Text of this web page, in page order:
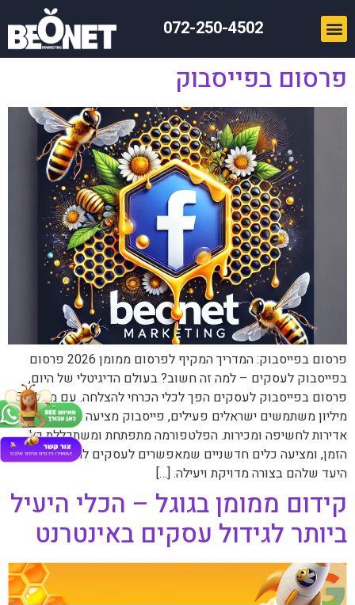
072-250-4502
פרסום בפייסבוק
פרסום בפייסבוק: המדריך המקיף לפרסום ממומן 2026 פרסום
בפייסבוק לעסקים – למה זה חשוב? בעולם הדיגיטלי של היום,
פרסום בפייסבוק לעסקים הפך לכלי הכרחי להצלחה. עם מעל 5.5
מיליון משתמשים ישראלים פעילים, פייסבוק מציעה הזדמנויות
אדירות לחשיפה ומכירות. הפלטפורמה מתפתחת ומשתכללת כל
הזמן, ומציעה כלים חדשניים שמאפשרים לעסקים להגיע לקהל
היעד שלהם בצורה מדויקת ויעילה. […]
קידום ממומן בגוגל – הכלי היעיל
ביותר לגידול עסקים באינטרנט